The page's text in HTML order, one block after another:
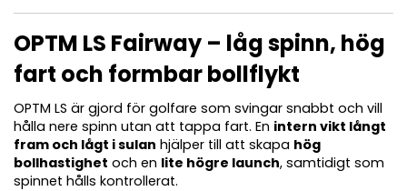
OPTM LS Fairway – låg spinn, hög
fart och formbar bollflykt
OPTM LS är gjord för golfare som svingar snabbt och vill
hålla nere spinn utan att tappa fart. En intern vikt långt
fram och lågt i sulan hjälper till att skapa hög
bollhastighet och en lite högre launch, samtidigt som
spinnet hålls kontrollerat.